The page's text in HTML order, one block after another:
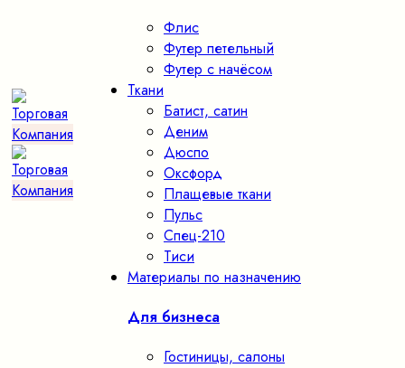
Флис
Футер петельный
Футер с начёсом
Ткани
Батист, сатин
Деним
Дюспо
Оксфорд
Плащевые ткани
Пульс
Спец-210
Тиси
Материалы по назначению
Для бизнеса
Гостиницы, салоны